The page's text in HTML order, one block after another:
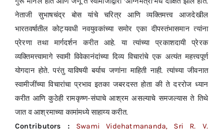
नेताजी सुभाषचंद्र बोस यांचे चरित्र आणि व्यक्तिमत्त्व आजदेखील
भारतवर्षातील कोट्यवधी नवयुवकांच्या समोर एका दीपस्तंभासमान त्यांना
प्रेरणा तथा मार्गदर्शन करीत आहे. या त्यांच्या प्रकाशदायी प्रेरक
व्यक्तिमत्त्वामागे स्वामी विवेकानंदांच्या दिव्य विचारांचे एक अत्यंत महत्त्वपूर्ण
योगदान होते. परंतु याविषयी बर्याच जणांना माहिती नाही. त्यांच्या जीवनात
स्वामीजींच्या विचारांचा प्रभाव इतका जबरदस्त होता की ते दररोज ध्यान
करीत आणि कुठेही रामकृष्ण-संघाचे आश्रम असल्याचे समजल्यास ते तिथे
जात व आश्रमाच्या कामांमध्ये साहाय्य करीत.
Contributors :
Swami Videhatmananda, Sri R. V.